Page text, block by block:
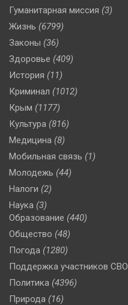
Гуманитарная миссия (3)
Жизнь (6799)
Законы (36)
Здоровье (409)
История (11)
Криминал (1012)
Крым (1177)
Культура (816)
Медицина (8)
Мобильная связь (1)
Молодежь (44)
Налоги (2)
Наука (3)
Образование (440)
Общество (48)
Погода (1280)
Поддержка участников СВО
Политика (4396)
Природа (16)